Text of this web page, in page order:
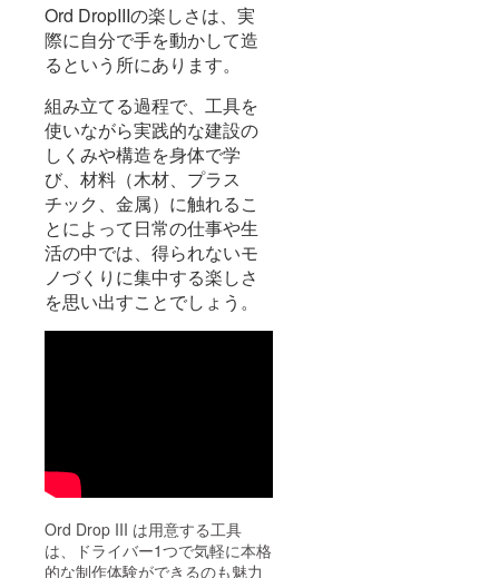
Ord DropIIIの楽しさは、実
際に自分で手を動かして造
るという所にあります。
組み立てる過程で、工具を
使いながら実践的な建設の
しくみや構造を身体で学
び、材料（木材、プラス
チック、金属）に触れるこ
とによって日常の仕事や生
活の中では、得られないモ
ノづくりに集中する楽しさ
を思い出すことでしょう。
Ord Drop III は用意する工具
は、ドライバー1つで気軽に本格
的な制作体験ができるのも魅力